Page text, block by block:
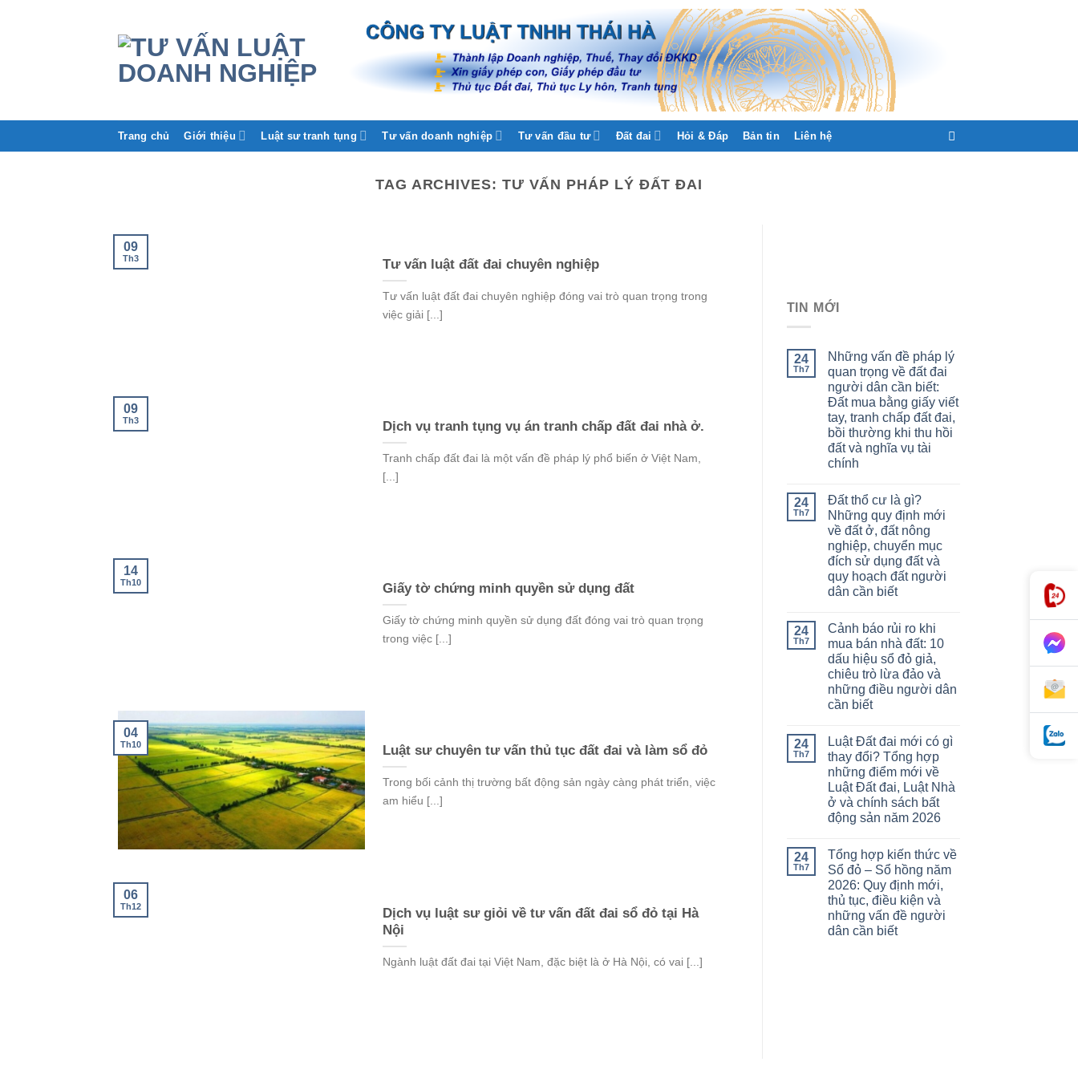
Trang chủ Giới thiệu Luật sư tranh tụng Tư vấn doanh nghiệp Tư vấn đầu tư Đất đai Hỏi & Đáp Bản tin Liên hệ
TAG ARCHIVES: TƯ VẤN PHÁP LÝ ĐẤT ĐAI
Tư vấn luật đất đai chuyên nghiệp
Tư vấn luật đất đai chuyên nghiệp đóng vai trò quan trọng trong
việc giải [...]
09
Th3
Dịch vụ tranh tụng vụ án tranh chấp đất đai nhà ở.
Tranh chấp đất đai là một vấn đề pháp lý phổ biến ở Việt Nam,
[...]
09
Th3
Giấy tờ chứng minh quyền sử dụng đất
Giấy tờ chứng minh quyền sử dụng đất đóng vai trò quan trọng
trong việc [...]
14
Th10
Luật sư chuyên tư vấn thủ tục đất đai và làm sổ đỏ
Trong bối cảnh thị trường bất động sản ngày càng phát triển, việc
am hiểu [...]
04
Th10
Dịch vụ luật sư giỏi về tư vấn đất đai sổ đỏ tại Hà
Nội
Ngành luật đất đai tại Việt Nam, đặc biệt là ở Hà Nội, có vai [...]
06
Th12
TIN MỚI
24
Th7
Những vấn đề pháp lý
quan trọng về đất đai
người dân cần biết:
Đất mua bằng giấy viết
tay, tranh chấp đất đai,
bồi thường khi thu hồi
đất và nghĩa vụ tài
chính
24
Th7
Đất thổ cư là gì?
Những quy định mới
về đất ở, đất nông
nghiệp, chuyển mục
đích sử dụng đất và
quy hoạch đất người
dân cần biết
24
Th7
Cảnh báo rủi ro khi
mua bán nhà đất: 10
dấu hiệu sổ đỏ giả,
chiêu trò lừa đảo và
những điều người dân
cần biết
24
Th7
Luật Đất đai mới có gì
thay đổi? Tổng hợp
những điểm mới về
Luật Đất đai, Luật Nhà
ở và chính sách bất
động sản năm 2026
24
Th7
Tổng hợp kiến thức về
Sổ đỏ – Sổ hồng năm
2026: Quy định mới,
thủ tục, điều kiện và
những vấn đề người
dân cần biết